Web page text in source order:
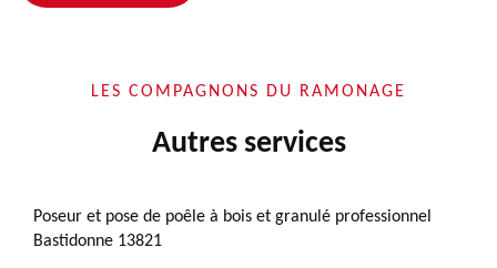
LES COMPAGNONS DU RAMONAGE
Autres services
Poseur et pose de poêle à bois et granulé professionnel
Bastidonne 13821